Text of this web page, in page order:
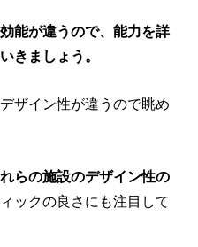
能が違うので、能力を詳
きましょう。
ザイン性が違うので眺め
らの施設のデザイン性の
ックの良さにも注目して